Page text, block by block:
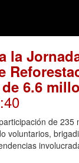
la
6.6
de 235
voluntarios,